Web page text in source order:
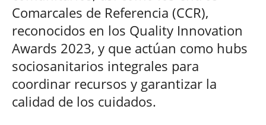
Comarcales de Referencia (CCR),
reconocidos en los Quality Innovation
Awards 2023, y que actúan como hubs
sociosanitarios integrales para
coordinar recursos y garantizar la
calidad de los cuidados.